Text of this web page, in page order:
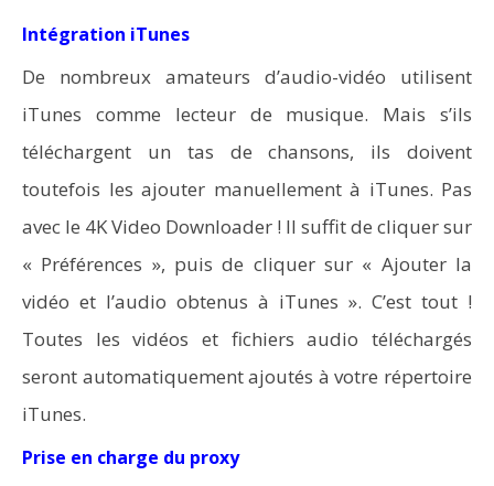
Intégration iTunes
De nombreux amateurs d’audio-vidéo utilisent
iTunes comme lecteur de musique. Mais s’ils
téléchargent un tas de chansons, ils doivent
toutefois les ajouter manuellement à iTunes. Pas
avec le 4K Video Downloader ! Il suffit de cliquer sur
« Préférences », puis de cliquer sur « Ajouter la
vidéo et l’audio obtenus à iTunes ». C’est tout !
Toutes les vidéos et fichiers audio téléchargés
seront automatiquement ajoutés à votre répertoire
iTunes.
Prise en charge du proxy